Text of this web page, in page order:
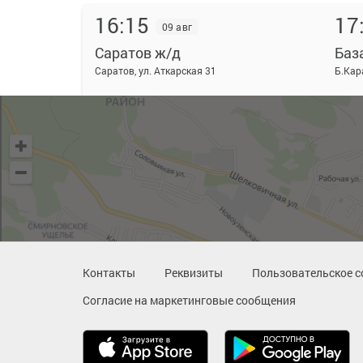
16:15 09 авг
Саратов ж/д
Саратов, ул. Аткарская 31
17:00 09 авг
Саратов ж/д
Саратов, ул. Аткарская 31
18:00
Саратов ж/д
Саратов, ул. Аткарская 31
Контакты Реквизиты Пользовательское
Согласие на маркетинговые сообщения